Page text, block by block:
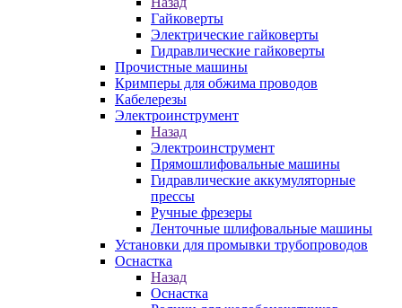
Гайковерты
Электрические гайковерты
Гидравлические гайковерты
Прочистные машины
Кримперы для обжима проводов
Кабелерезы
Электроинструмент
Назад
Электроинструмент
Прямошлифовальные машины
Гидравлические аккумуляторные
прессы
Ручные фрезеры
Ленточные шлифовальные машины
Установки для промывки трубопроводов
Оснастка
Назад
Оснастка